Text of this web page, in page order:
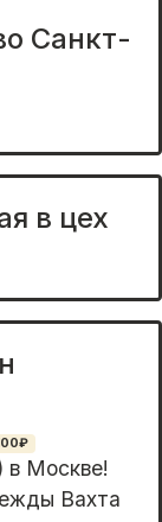
Санкт-
в цех
в Москве!
Вахта